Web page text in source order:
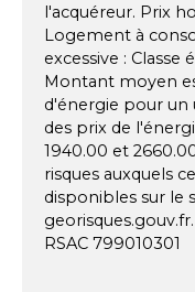
l'acquéreur. Prix
Logement à
excessive : Classe
Montant moyen
d'énergie pour un
des prix de
1940.00 et
risques auxquels
disponibles sur le
georisques.gouv.fr.
RSAC 799010301